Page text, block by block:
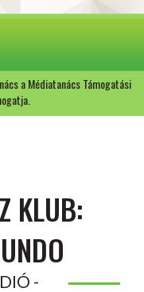
a Médiatanács Támogatási
KLUB:
-